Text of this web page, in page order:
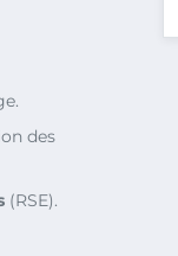
des
(RSE).